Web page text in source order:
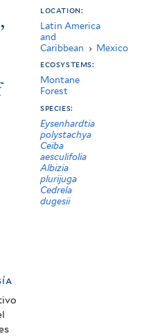
location:
Latin America
and
Caribbean › Mexico
ecosystems:
Montane
Forest
species:
Eysenhardtia
polystachya
Ceiba
aesculifolia
Albizia
plurijuga
Cedrela
dugesii